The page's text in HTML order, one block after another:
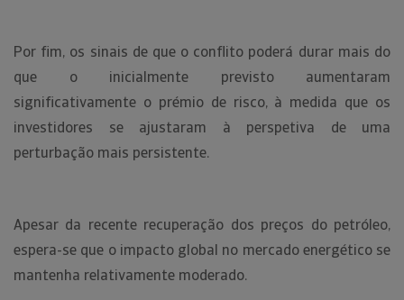
Por fim, os sinais de que o conflito poderá durar mais do
que o inicialmente previsto aumentaram
significativamente o prémio de risco, à medida que os
investidores se ajustaram à perspetiva de uma
perturbação mais persistente.
Apesar da recente recuperação dos preços do petróleo,
espera-se que o impacto global no mercado energético se
mantenha relativamente moderado.